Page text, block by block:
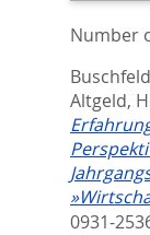
Number
Altgeld,
0931-